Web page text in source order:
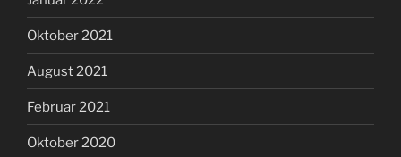
Oktober 2021
August 2021
Februar 2021
Oktober 2020